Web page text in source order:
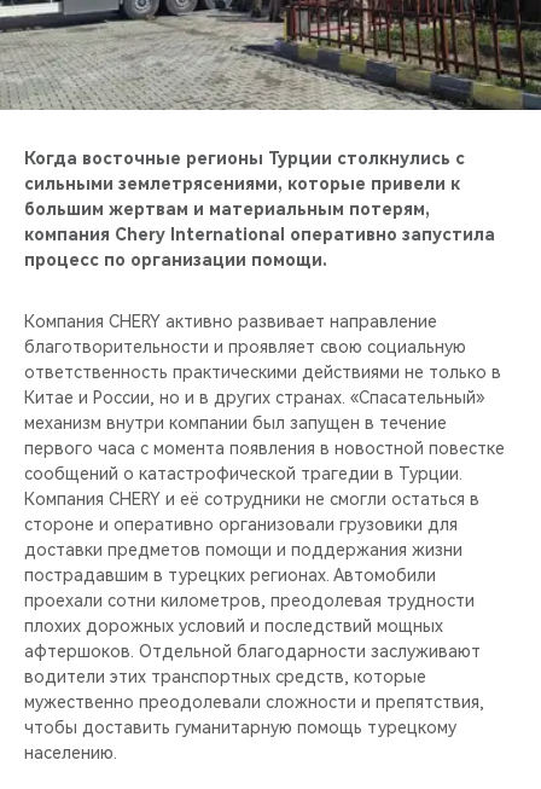
CHERY И СПОРТ
ВИДЕООБЗОРЫ
CHERY ДЛЯ ДЕТЕЙ
Когда восточные регионы Турции столкнулись с
сильными землетрясениями, которые привели к
большим жертвам и материальным потерям,
компания Chery International оперативно запустила
процесс по организации помощи.
Компания CHERY активно развивает направление
благотворительности и проявляет свою социальную
ответственность практическими действиями не только в
Китае и России, но и в других странах. «Спасательный»
механизм внутри компании был запущен в течение
первого часа с момента появления в новостной повестке
сообщений о катастрофической трагедии в Турции.
Компания CHERY и её сотрудники не смогли остаться в
стороне и оперативно организовали грузовики для
доставки предметов помощи и поддержания жизни
пострадавшим в турецких регионах. Автомобили
проехали сотни километров, преодолевая трудности
плохих дорожных условий и последствий мощных
афтершоков. Отдельной благодарности заслуживают
водители этих транспортных средств, которые
мужественно преодолевали сложности и препятствия,
чтобы доставить гуманитарную помощь турецкому
населению.